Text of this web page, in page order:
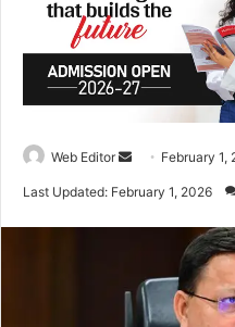
Web Editor
n
February 1,
Last Updated: February 1, 2026